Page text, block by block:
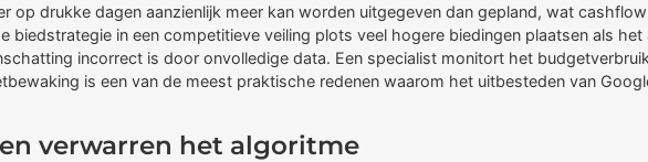
drukke dagen aanzienlijk meer kan worden uitgegeven dan gepland, wat
biedstrategie in een competitieve veiling plots veel hogere biedingen plaatsen als
incorrect is door onvolledige data. Een specialist monitort het
is een van de meest praktische redenen waarom het uitbesteden van
verwarren het algoritme